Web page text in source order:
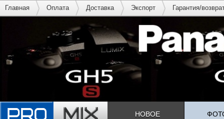
Главная Оплата Доставка Экспорт Гарантия/
НОВОЕ